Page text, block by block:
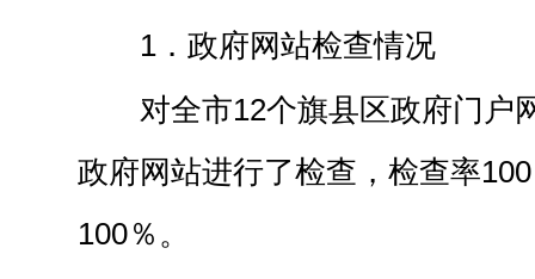
1．政府网站检查情况
对全市12个旗县区政府门户
政府网站进行了检查，检查率
100％。